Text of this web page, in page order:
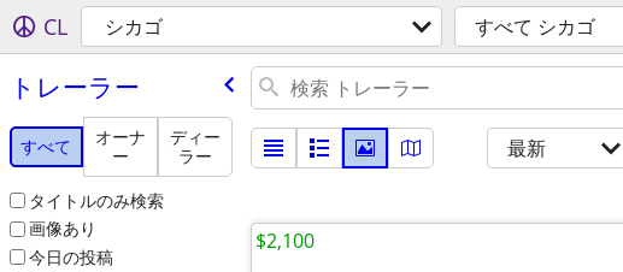
CL シカゴ すべて シカゴ
トレーラー
すべて
オーナ
ー
ディー
ラー
タイトルのみ検索
画像あり
今日の投稿
最新
$2,100